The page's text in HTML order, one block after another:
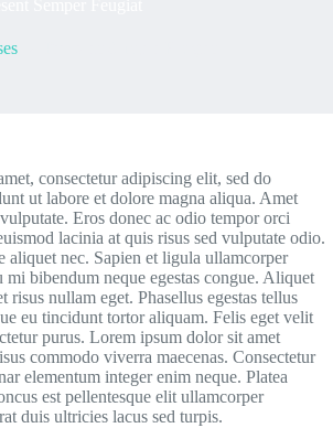
consectetur adipiscing elit, sed do
ut labore et dolore magna aliqua. Amet
Eros donec ac odio tempor orci
lacinia at quis risus sed vulputate odio.
aliquet nec. Sapien et ligula ullamcorper
mi bibendum neque egestas congue. Aliquet
risus nullam eget. Phasellus egestas tellus
eu tincidunt tortor aliquam. Felis eget velit
purus. Lorem ipsum dolor sit amet
commodo viverra maecenas. Consectetur
elementum integer enim neque. Platea
est pellentesque elit ullamcorper
duis ultricies lacus sed turpis.